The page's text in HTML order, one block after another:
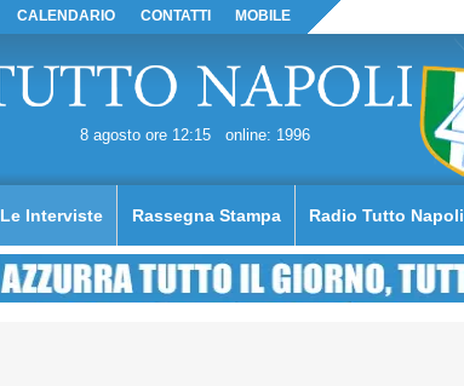
CALENDARIO CONTATTI MOBILE
8 agosto ore 12:15 online: 1996
Le Interviste Rassegna Stampa Radio Tutto Napoli